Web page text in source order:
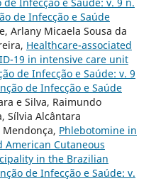
de Infecção e Saúde
Arlany Micaela Sousa da
Healthcare-associated
19 in intensive care unit
de Infecção e Saúde: v. 9
de Infecção e Saúde
e Silva, Raimundo
Sílvia Alcântara
Mendonça, Phlebotomine in
American Cutaneous
in the Brazilian
de Infecção e Saúde: v.